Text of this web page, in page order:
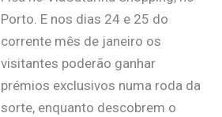
Porto. E nos dias 24 e 25 do
corrente mês de janeiro os
visitantes poderão ganhar
prémios exclusivos numa roda da
sorte, enquanto descobrem o